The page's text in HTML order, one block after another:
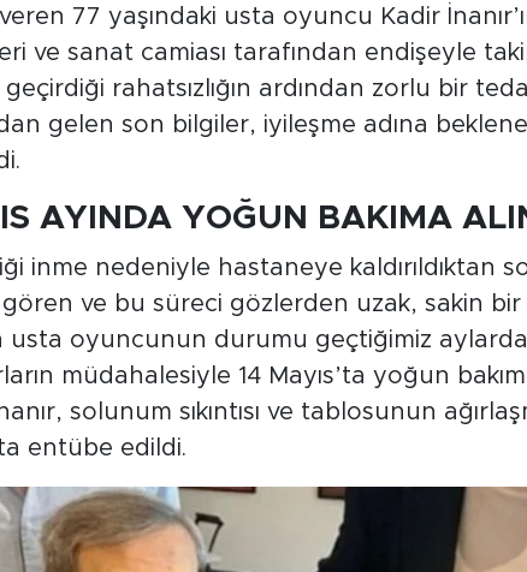
77 yaşındaki usta oyuncu Kadir
ve sanat camiası tarafından endişeyle
geçirdiği rahatsızlığın ardından zorlu bir
gelen son bilgiler, iyileşme adına
AYINDA YOĞUN BAKIMA
inme nedeniyle hastaneye kaldırıldıktan
ve bu süreci gözlerden uzak, sakin
usta oyuncunun durumu geçtiğimiz aylarda
müdahalesiyle 14 Mayıs’ta yoğun
solunum sıkıntısı ve tablosunun
entübe edildi.